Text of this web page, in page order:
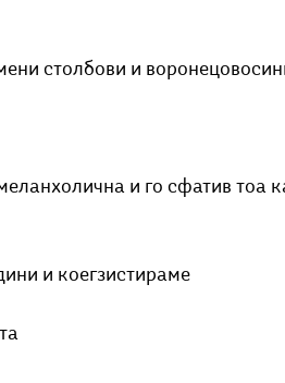
столбови и
и го сфатив тоа
и коегзистираме